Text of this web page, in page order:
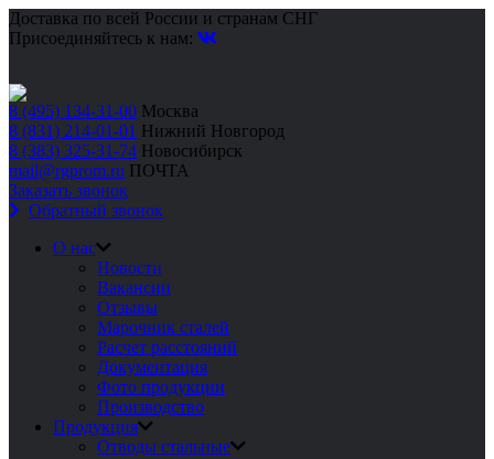
Доставка по всей России и странам СНГ
Присоединяйтесь к нам:
8 (495) 134-31-00 Москва
8 (831) 214-01-01 Нижний Новгород
8 (383) 325-31-74 Новосибирск
mail@rgprom.ru ПОЧТА
Заказать звонок
Обратный звонок
О нас
Новости
Вакансии
Отзывы
Марочник сталей
Расчет расстояний
Документация
Фото продукции
Производство
Продукция
Отводы стальные